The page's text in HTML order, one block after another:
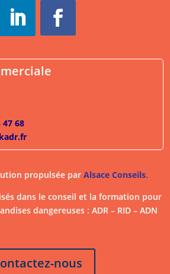
47 68
propulsée parAlsace Conseils.
dans le conseil et la formation pour
dangereuses : ADR – RID – ADN
nous